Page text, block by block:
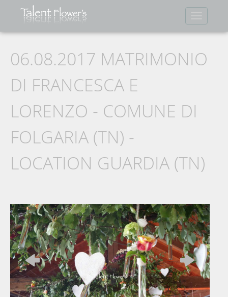
Menu
06.08.2017 MATRIMONIO
DI FRANCESCA E
LORENZO - COMUNE DI
FOLGARIA (TN) -
LOCATION GUARDIA (TN)